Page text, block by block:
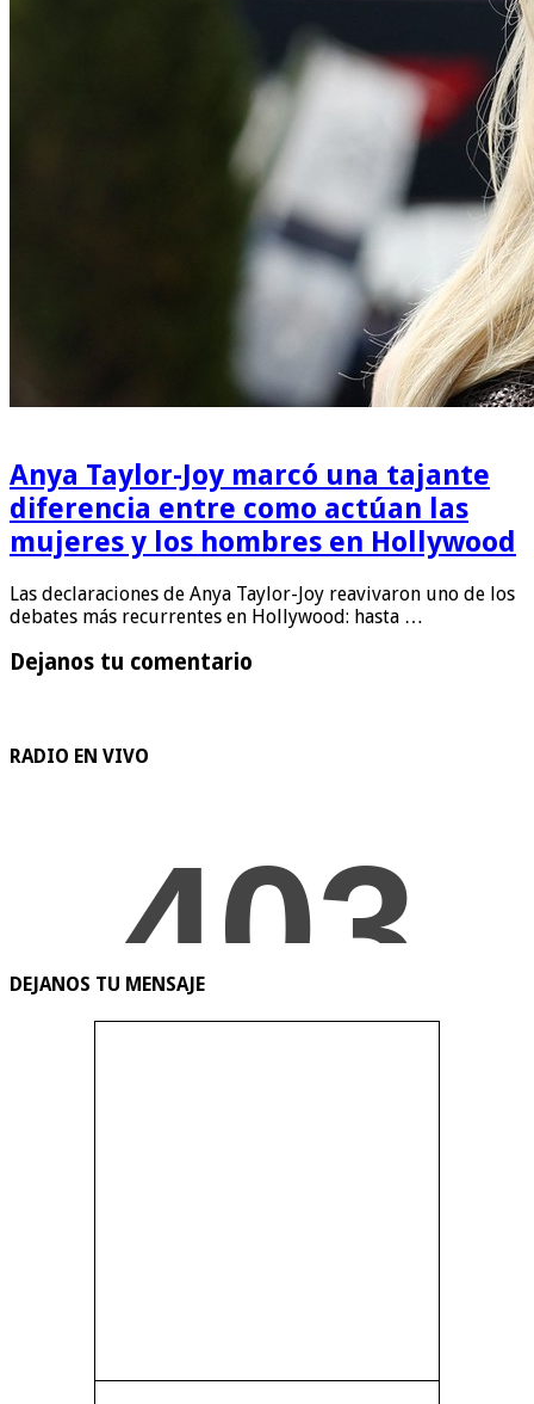
Anya Taylor-Joy marcó una tajante
diferencia entre como actúan las
mujeres y los hombres en Hollywood
Las declaraciones de Anya Taylor-Joy reavivaron uno de los
debates más recurrentes en Hollywood: hasta …
Dejanos tu comentario
RADIO EN VIVO
DEJANOS TU MENSAJE